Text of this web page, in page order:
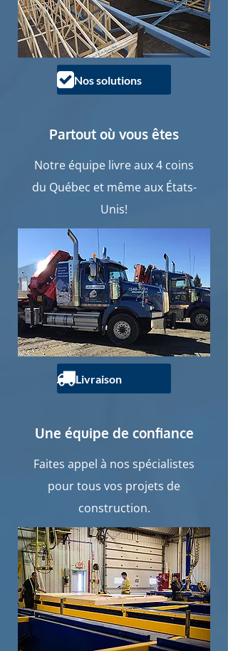
Nos solutions
Partout où vous êtes
Notre équipe livre aux 4 coins
du Québec et même aux États-
Unis!
Livraison
Une équipe de confiance
Faites appel à nos spécialistes
pour tous vos projets de
construction.